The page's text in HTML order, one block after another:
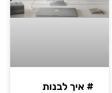
# איך לבנות